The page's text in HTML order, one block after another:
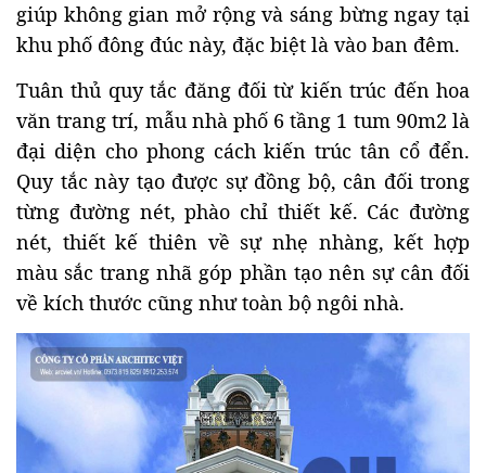
giúp không gian mở rộng và sáng bừng ngay tại
khu phố đông đúc này, đặc biệt là vào ban đêm.
Tuân thủ quy tắc đăng đối từ kiến trúc đến hoa
văn trang trí, mẫu nhà phố 6 tầng 1 tum 90m2 là
đại diện cho phong cách kiến trúc tân cổ đển.
Quy tắc này tạo được sự đồng bộ, cân đối trong
từng đường nét, phào chỉ thiết kế. Các đường
nét, thiết kế thiên về sự nhẹ nhàng, kết hợp
màu sắc trang nhã góp phần tạo nên sự cân đối
về kích thước cũng như toàn bộ ngôi nhà.